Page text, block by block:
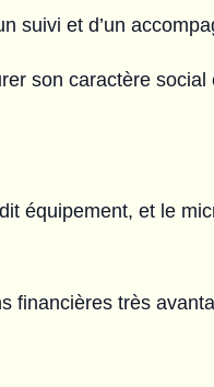
suivi et d’un
son caractère social
équipement, et le
financières très